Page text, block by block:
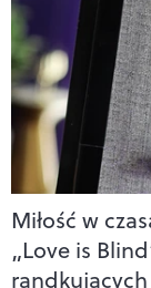
Miłość w
„Love is